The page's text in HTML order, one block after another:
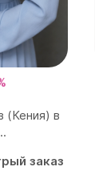
(Кения) в
заказ